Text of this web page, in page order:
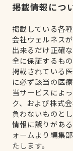
掲載情報につ
掲載している各
会社ウェルネス
出来るだけ正確
全に保証するも
掲載されている
に必ず該当の医
当サービスによ
ク、および株式
負わないものとし
情報に誤りがあ
ォームより編集
たします。